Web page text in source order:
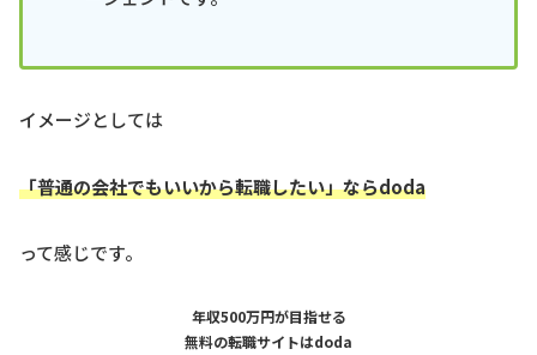
イメージとしては
「普通の会社でもいいから転職したい」ならdoda
って感じです。
年収500万円が目指せる
無料の転職サイトはdoda